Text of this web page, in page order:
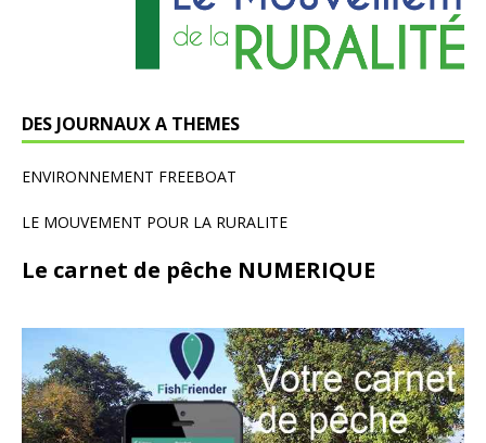
DES JOURNAUX A THEMES
ENVIRONNEMENT FREEBOAT
LE MOUVEMENT POUR LA RURALITE
Le carnet de pêche NUMERIQUE